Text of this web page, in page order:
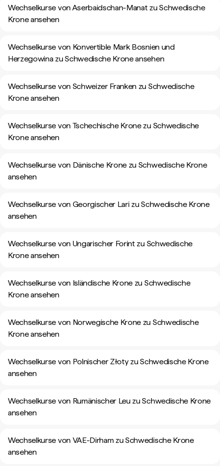
Wechselkurse von Aserbaidschan-Manat zu Schwedische
Krone ansehen
Wechselkurse von Konvertible Mark Bosnien und
Herzegowina zu Schwedische Krone ansehen
Wechselkurse von Schweizer Franken zu Schwedische
Krone ansehen
Wechselkurse von Tschechische Krone zu Schwedische
Krone ansehen
Wechselkurse von Dänische Krone zu Schwedische Krone
ansehen
Wechselkurse von Georgischer Lari zu Schwedische Krone
ansehen
Wechselkurse von Ungarischer Forint zu Schwedische
Krone ansehen
Wechselkurse von Isländische Krone zu Schwedische
Krone ansehen
Wechselkurse von Norwegische Krone zu Schwedische
Krone ansehen
Wechselkurse von Polnischer Złoty zu Schwedische Krone
ansehen
Wechselkurse von Rumänischer Leu zu Schwedische Krone
ansehen
Wechselkurse von VAE-Dirham zu Schwedische Krone
ansehen